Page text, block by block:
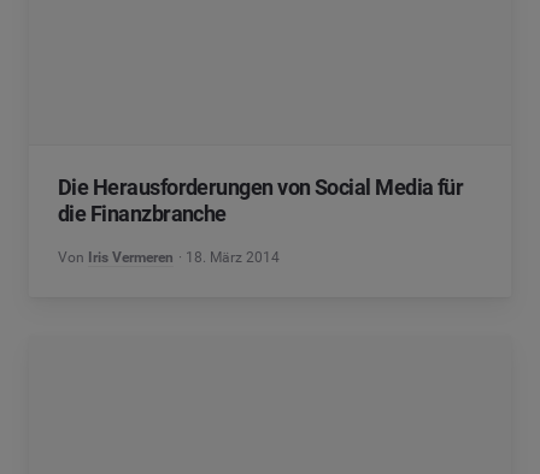
Die Herausforderungen von Social Media für
die Finanzbranche
Von Iris Vermeren 18. März 2014